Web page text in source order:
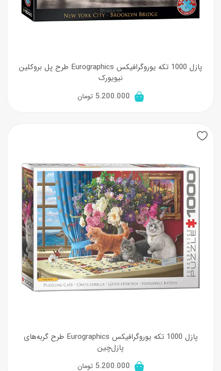
پازل 1000 تکه یوروگرافیکس Eurographics طرح پل بروکلین
نیویورک
5.200.000 تومان
پازل 1000 تکه یوروگرافیکس Eurographics طرح گربه‌های
پازل‌چین
5.200.000 تومان